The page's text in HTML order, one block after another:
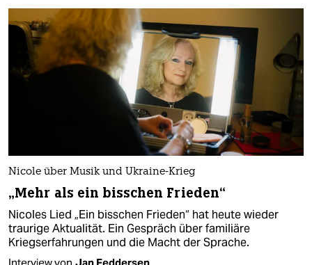
Nicole über Musik und Ukraine-Krieg
„Mehr als ein bisschen Frieden“
Nicoles Lied „Ein bisschen Frieden“ hat heute wieder
traurige Aktualität. Ein Gespräch über familiäre
Kriegserfahrungen und die Macht der Sprache.